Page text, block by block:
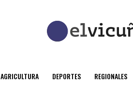
AGRICULTURA DEPORTES REGIONALES